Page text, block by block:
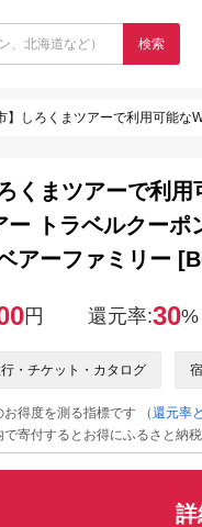
検索
ろくまツアーで利用可能なWEB旅行クーポン (15万円分
くまツアーで利
ー トラベルクー
アーファミリー
円 還元率:30%
・チケット・カタログ
得度を測る指標です
（還元率
寄付するとお得にふるさと納
詳